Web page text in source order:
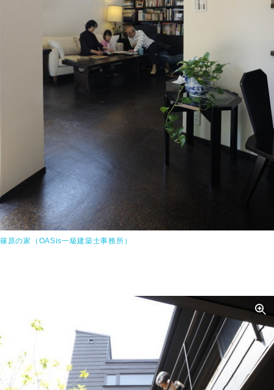
篠原の家（OASis一級建築士事務所）